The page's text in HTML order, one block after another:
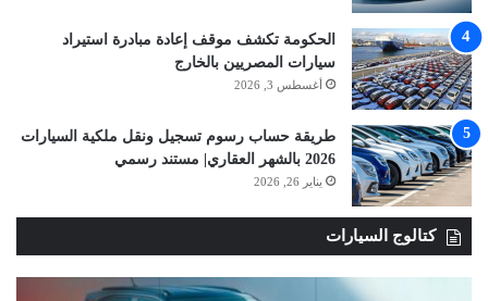
الحكومة تكشف موقف إعادة مبادرة استيراد
سيارات المصريين بالخارج
أغسطس 3, 2026
طريقة حساب رسوم تسجيل ونقل ملكية السيارات
2026 بالشهر العقاري| مستند رسمي
يناير 26, 2026
كتالوج السيارات